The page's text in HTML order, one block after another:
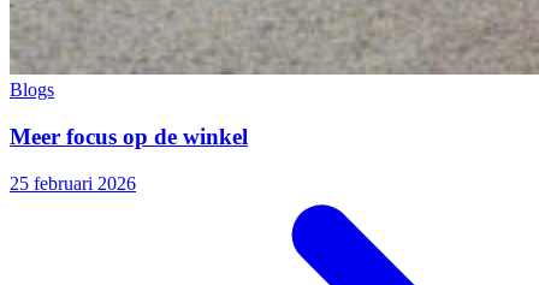
Blogs
Meer focus op de winkel
25 februari 2026